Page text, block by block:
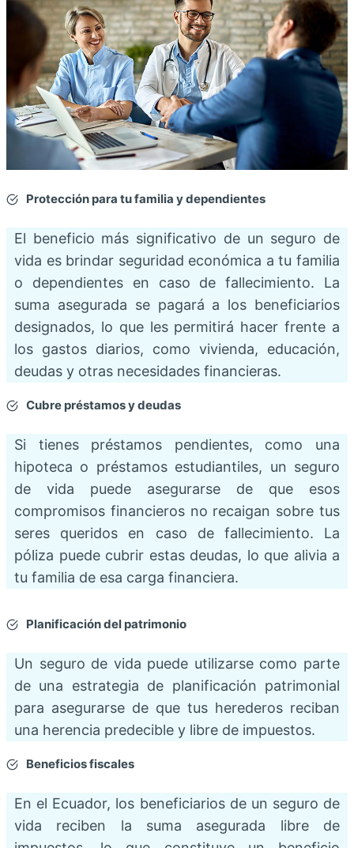
Protección para tu familia y dependientes
El beneficio más significativo de un seguro de
vida es brindar seguridad económica a tu familia
o dependientes en caso de fallecimiento. La
suma asegurada se pagará a los beneficiarios
designados, lo que les permitirá hacer frente a
los gastos diarios, como vivienda, educación,
deudas y otras necesidades financieras.
Cubre préstamos y deudas
Si tienes préstamos pendientes, como una
hipoteca o préstamos estudiantiles, un seguro
de vida puede asegurarse de que esos
compromisos financieros no recaigan sobre tus
seres queridos en caso de fallecimiento. La
póliza puede cubrir estas deudas, lo que alivia a
tu familia de esa carga financiera.
Planificación del patrimonio
Un seguro de vida puede utilizarse como parte
de una estrategia de planificación patrimonial
para asegurarse de que tus herederos reciban
una herencia predecible y libre de impuestos.
Beneficios fiscales
En el Ecuador, los beneficiarios de un seguro de
vida reciben la suma asegurada libre de